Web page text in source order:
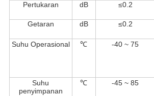
Pertukaran dB ≤0.2
Getaran dB ≤0.2
Suhu Operasional ℃ -40 ~ 75
Suhu
penyimpanan
℃ -45 ~ 85